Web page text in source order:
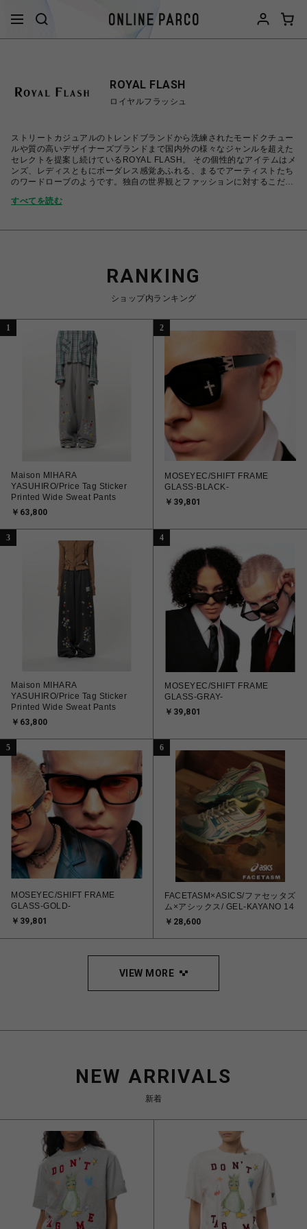
ROYAL FLASH
ロイヤルフラッシュ
ストリートカジュアルのトレンドブランドから洗練されたモードクチュー
ルや質の高いデザイナーズブランドまで国内外の様々なジャンルを超えた
セレクトを提案し続けているROYAL FLASH。 その個性的なアイテムはメ
ンズ、レディスともにボーダレス感覚あふれる、まるでアーティストたち
のワードローブのようです。独自の世界観とファッションに対するこだわ
FLASHです。
すべてを読む
RANKING
ショップ内ランキング
1
Maison MIHARA
YASUHIRO/Price Tag Sticker
Printed Wide Sweat Pants
￥63,800
2
MOSEYEC/SHIFT FRAME
GLASS-BLACK-
￥39,801
3
Maison MIHARA
YASUHIRO/Price Tag Sticker
Printed Wide Sweat Pants
￥63,800
4
MOSEYEC/SHIFT FRAME
GLASS-GRAY-
￥39,801
5
MOSEYEC/SHIFT FRAME
GLASS-GOLD-
￥39,801
6
FACETASM×ASICS/ファセッタズ
ム×アシックス/ GEL-KAYANO 14
￥28,600
VIEW MORE
NEW ARRIVALS
新着